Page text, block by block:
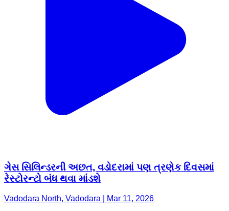
ગેસ સિલિન્ડરની અછત, વડોદરામાં પણ ત્રણેક દિવસમાં
રેસ્ટોરન્ટો બંધ થવા માંડશે
Vadodara North, Vadodara | Mar 11, 2026